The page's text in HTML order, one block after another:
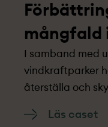
mångfald
I samband med
vindkraftparker
återställa och
Läs caset